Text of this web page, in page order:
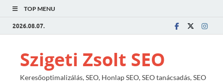
TOP MENU
2026.08.07.
Szigeti Zsolt SEO
Keresőoptimalizálás, SEO, Honlap SEO, SEO tanácsadás, SEO